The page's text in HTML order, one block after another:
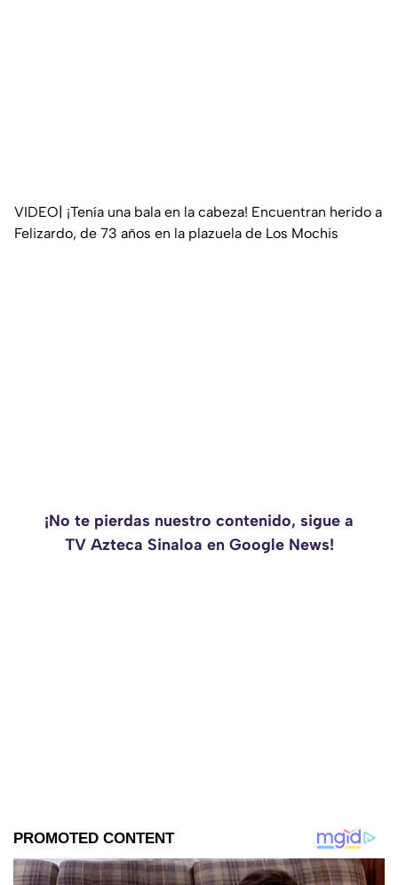
VIDEO| ¡Tenía una bala en la cabeza! Encuentran herido a
Felizardo, de 73 años en la plazuela de Los Mochis
¡No te pierdas nuestro contenido, sigue a
TV Azteca Sinaloa en Google News!